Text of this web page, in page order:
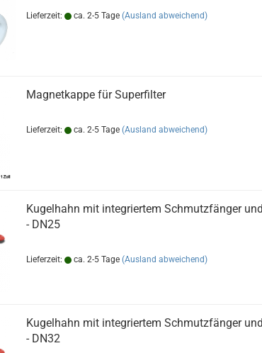
Lieferzeit: ca. 2-5 Tage (Ausland abweichend)
Magnetkappe für Superfilter
Lieferzeit: ca. 2-5 Tage (Ausland abweichend)
Kugelhahn mit integriertem Schmutzfänger
- DN25
Lieferzeit: ca. 2-5 Tage (Ausland abweichend)
Kugelhahn mit integriertem Schmutzfänger
- DN32